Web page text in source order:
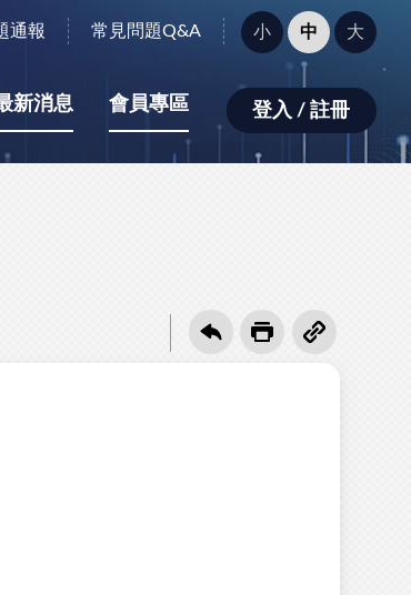
通報 常見問題Q&A
字
型
小：
小 中 大
新消息 會員專區 登入 / 註冊